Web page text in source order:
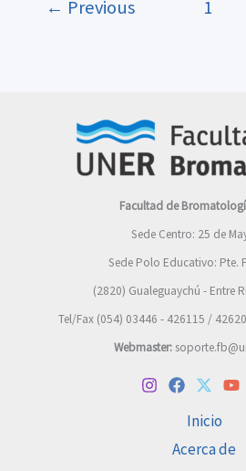
← Previous 1
Facultad de
Sede Centro: 25 de
Sede Polo Educativo: Pte.
(2820) Gualeguaychú - Entre
Tel/Fax (054) 03446 - 426115 /
Webmaster:
Inicio
Acerca de